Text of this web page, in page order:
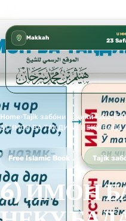
Makkah 23
Home› Tajik забо́ни тоҷикӣ́ الطاجيكية
6) ИМОН БА ТАҚДИРИ
Free Islamic Book
6) ИМОН